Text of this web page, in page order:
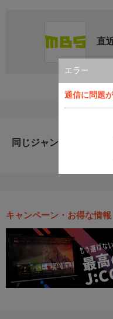
エラー
通信に問題
直
同じジャンルのおすすめ
キャンペーン・お得な情報